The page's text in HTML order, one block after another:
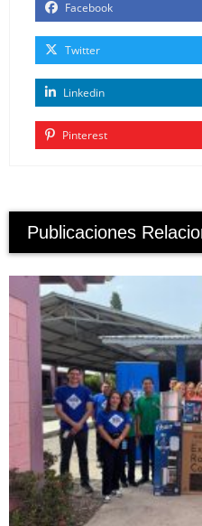
Facebook
Twitter
Linkedin
Pinterest
Publicaciones